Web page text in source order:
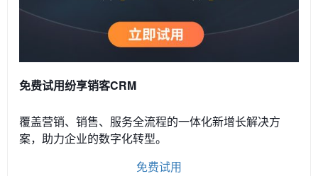
免费试用纷享销客CRM
覆盖营销、销售、服务全流程的一体化新增长解决方
案，助力企业的数字化转型。
免费试用